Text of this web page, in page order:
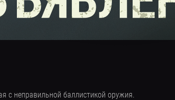
с неправильной баллистикой оружия.